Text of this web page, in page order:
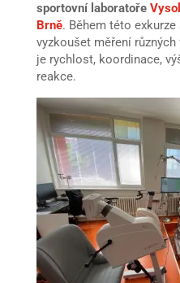
sportovní laboratoře
Brně. Během této
vyzkoušet měření
je rychlost, koordinace,
reakce.